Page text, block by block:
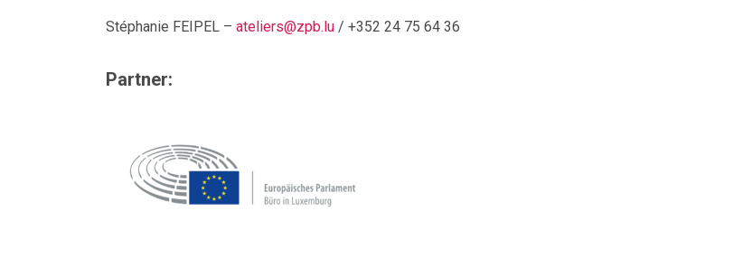
Stéphanie FEIPEL – ateliers@zpb.lu / +352 24 75 64 36
Partner: